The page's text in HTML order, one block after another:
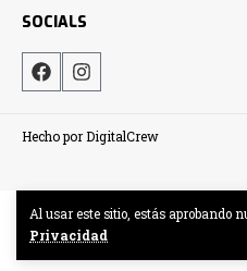
Al usar este sitio, estás aprobando
Privacidad
SOCIALS
Hecho por DigitalCrew